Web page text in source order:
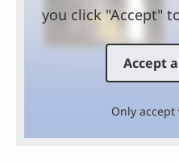
you click "Accept"
Accept
Only accept